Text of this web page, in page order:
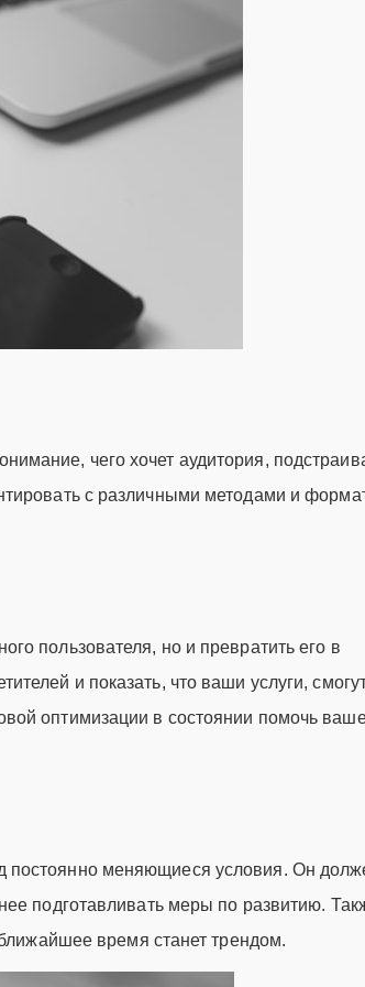
чего хочет аудитория,
с различными методами и
пользователя, но и превратить его в
и показать, что ваши услуги,
оптимизации в состоянии помочь
постоянно меняющиеся условия. Он
подготавливать меры по развитию.
время станет трендом.